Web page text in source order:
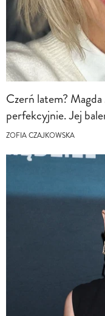
Czerń latem?
perfekcyjnie. Jej
ZOFIA CZAJKOWSKA